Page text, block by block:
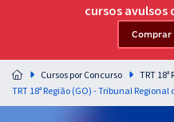
Residências
Preparação completa e intensiva
residências em saúde do Brasil
cursos avulsos
Comprar
Cursos por Concurso
TRT 18ª